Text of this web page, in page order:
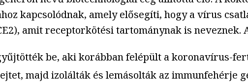
kapcsolódnak, amely elősegíti, hogy a vírus
amit receptorkötési tartománynak is
be, aki korábban felépült a koronavírus-
majd izolálták és lemásolták az immunfehérje